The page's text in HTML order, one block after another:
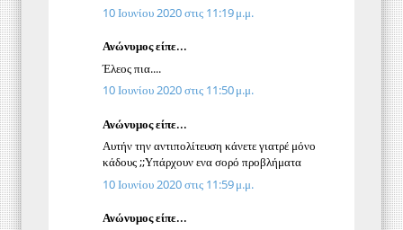
10 Ιουνίου 2020 στις 11:19 μ.μ.
Ανώνυμος είπε...
Έλεος πια....
10 Ιουνίου 2020 στις 11:50 μ.μ.
Ανώνυμος είπε...
Αυτήν την αντιπολίτευση κάνετε γιατρέ μόνο
κάδους ;;Υπάρχουν ενα σορό προβλήματα
10 Ιουνίου 2020 στις 11:59 μ.μ.
Ανώνυμος είπε...